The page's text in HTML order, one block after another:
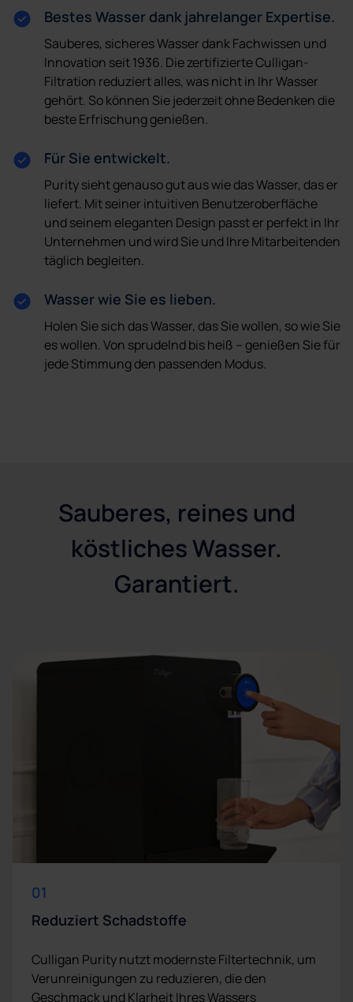
Bestes Wasser dank jahrelanger Expertise.
Sauberes, sicheres Wasser dank Fachwissen und
Innovation seit 1936. Die zertifizierte Culligan-
Filtration reduziert alles, was nicht in Ihr Wasser
gehört. So können Sie jederzeit ohne Bedenken die
beste Erfrischung genießen.
Für Sie entwickelt.
Purity sieht genauso gut aus wie das Wasser, das er
liefert. Mit seiner intuitiven Benutzeroberfläche
und seinem eleganten Design passt er perfekt in Ihr
Unternehmen und wird Sie und Ihre Mitarbeitenden
täglich begleiten.
Wasser wie Sie es lieben.
Holen Sie sich das Wasser, das Sie wollen, so wie Sie
es wollen. Von sprudelnd bis heiß – genießen Sie für
jede Stimmung den passenden Modus.
Sauberes, reines und
köstliches Wasser.
Garantiert.
01
Reduziert Schadstoffe
Culligan Purity nutzt modernste Filtertechnik, um
Verunreinigungen zu reduzieren, die den
Geschmack und Klarheit Ihres Wassers